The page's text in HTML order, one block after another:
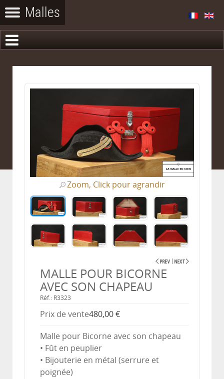
Zoom, Click pour agrandir
MALLE POUR BICORNE
AVEC SON CHAPEAU
Réf.: R3323
Prix ​​de vente480,00 €
Malle pour Bicorne avec son chapeau
• Fût en peuplier
• Bijouterie en métal (serrure et
poignée)